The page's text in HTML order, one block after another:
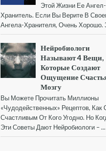
Этой Жизни Ее Ангел-
Хранитель. Если Вы Верите В
Ангела-Хранителя, Очень Хорошо.
Нейробиологи
Называют 4 Вещи,
Которые Создают
Ощущение
Мозгу
Вы Можете Прочитать Миллионы
«чудодейственных» Рецептов, Как
Счастливым От Кого Угодно. Но
Эти Советы Дают Нейробиологи – ...